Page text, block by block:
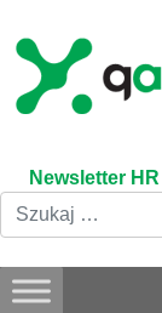
content
Newsletter HR